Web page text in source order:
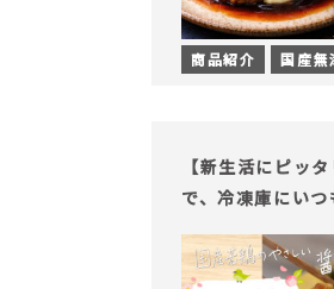
商品紹介 国産無
【新生活にピッ
で、冷凍庫にいつ